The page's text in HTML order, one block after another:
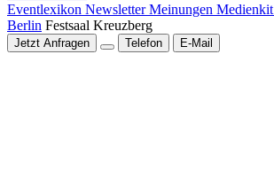
Eventlexikon NewsletterMeinungen Medienkit
Berlin Festsaal Kreuzberg
Jetzt Anfragen Telefon E-Mail